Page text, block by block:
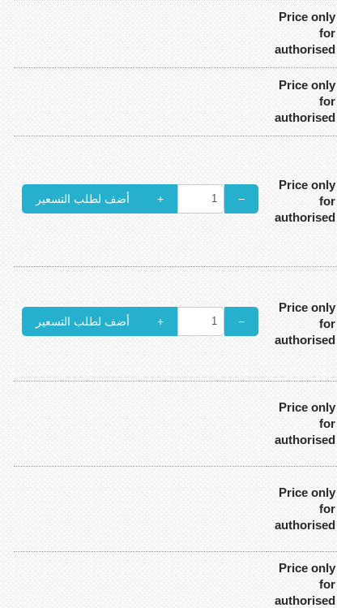
Price only
for
authorised
Price only
for
authorised
Price only
for
authorised
−
+
Price only
for
authorised
−
+
Price only
for
authorised
Price only
for
authorised
Price only
for
authorised